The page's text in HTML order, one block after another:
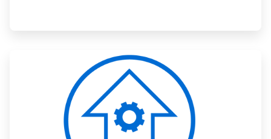
ArticleTile
de